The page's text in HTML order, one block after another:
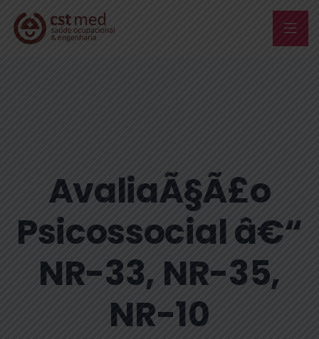
AvaliaÃ§Ã£o
Psicossocial â€“
NR-33, NR-35,
NR-10